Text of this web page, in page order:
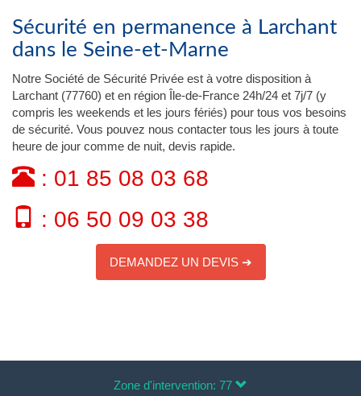
Sécurité en permanence à Larchant
dans le Seine-et-Marne
Notre Société de Sécurité Privée est à votre disposition à
Larchant (77760) et en région Île-de-France 24h/24 et 7j/7 (y
compris les weekends et les jours fériés) pour tous vos besoins
de sécurité. Vous pouvez nous contacter tous les jours à toute
heure de jour comme de nuit, devis rapide.
: 01 85 08 03 68
: 06 50 09 03 38
DEMANDEZ UN DEVIS ➔
Zone d'intervention: 77